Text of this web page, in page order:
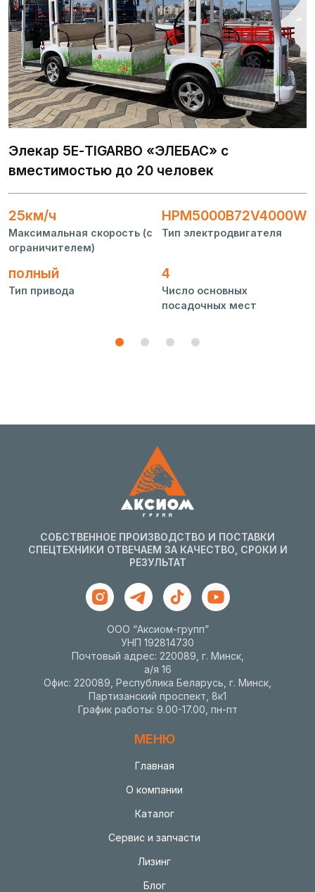
Элекар 5Е-TIGARBO «ЭЛЕБАС» с
вместимостью до 20 человек
25км/ч
Максимальная скорость (с
ограничителем)
НРМ5000В72V4000W
Тип электродвигателя
полный
Тип привода
4
Число основных
посадочных мест
СОБСТВЕННОЕ ПРОИЗВОДСТВО И ПОСТАВКИ
СПЕЦТЕХНИКИ ОТВЕЧАЕМ ЗА КАЧЕСТВО, СРОКИ И
РЕЗУЛЬТАТ
ООО “Аксиом-групп”
УНП 192814730
Почтовый адрес: 220089, г. Минск,
а/я 16
Офис: 220089, Республика Беларусь, г. Минск,
Партизанский проспект, 8к1
График работы: 9.00-17.00, пн-пт
МЕНЮ
Главная
О компании
Каталог
Сервис и запчасти
Лизинг
Блог